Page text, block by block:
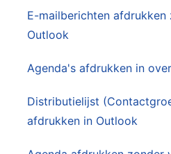
E-mailberichten
Outlook
Agenda's afdrukken in
Distributielijst
afdrukken in Outlook